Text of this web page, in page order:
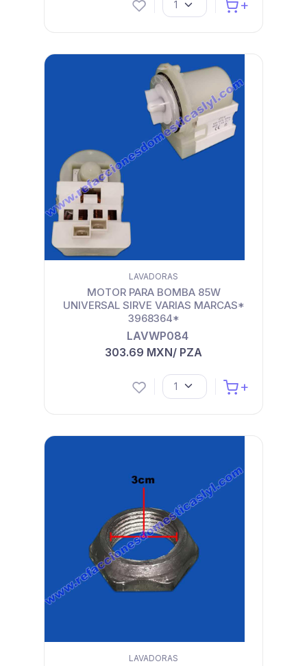
LAVADORAS
MOTOR PARA BOMBA 85W
UNIVERSAL SIRVE VARIAS MARCAS*
3968364*
LAVWP084
303.69 MXN/ PZA
LAVADORAS